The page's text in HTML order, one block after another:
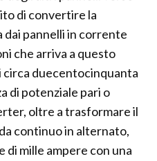
di convertire la
pannelli in corrente
che arriva a questo
circa duecentocinquanta
di potenziale pari o
oltre a trasformare il
continuo in alternato,
di mille ampere con una